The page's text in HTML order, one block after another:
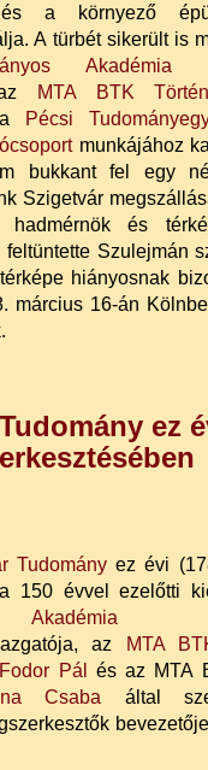
a környező
A türbét sikerült is
Akadémia
MTA BTK
Pécsi
munkájához
bukkant fel egy
Szigetvár
hadmérnök és
Szulejmán
hiányosnak
március 16-án
ez
Tudományez évi
150 évvel ezelőtti
az
MTA
Fodor Pál
és az MTA
Csaba által
bevezetője